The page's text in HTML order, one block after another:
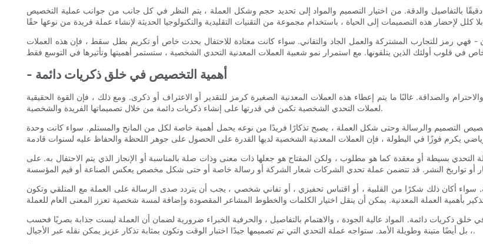
بالتفاصيل والدقة. من اختيار التصميم والمواد إلى تحديد حجم وشكل العملة ، يتم النظر في كل جانب من جوانب عملية التخصيص
فهي رمز للتجارب المشتركة والعمل الجاد والتفاني. سواء كانت معتادة للاحتفال بحدث خاص أو تكريم بطل سقط ، فإن هذه العملات
- أهمية التخصيص في خلق ذكريات دائمة
والصداقة. غالبًا ما يتم إعطاء هذه العملات المعدنية الصغيرة كرمز للتقدير أو الاعتراف أو ذكرى. ومع ذلك ، فإن القوة الحقيقية
لعملات التحدي الشخصية تكمن في قدرتها على إنشاء ذكريات دائمة من خلال تصميماتها الفريدة والشخصية.
التصميم والرسالة وحتى شكل العملة ، يصبح تذكارًا فريدًا من نوعه يحمل أهمية خاصة لكل من المانح والمستلم. سواء كانت وحدة
بسيطة أو معقدة كما هو مطلوب ، ولكن المفتاح هو جعلها ذات معنى وذات صلة بالمناسبة أو الإنجاز الذي يتم الاحتفال به. على
سواء أكان ذلك شكرًا من القلبية ، أو اقتباس تحفيزي ، أو تفاني شخصي ، يجب أن يتردد صدى الرسالة على العملة مع المتلقي وتكون
ذكريات دائمة. المواد عالية الجودة ، والاهتمام بالتفاصيل ، والحرفية الخبراء ضرورية لضمان أن العملة ليست جذابة بصريًا فحسب
، بل أيضًا متينة وطويلة الأمد. ستواجه عملة التحدي التي تم تصميمها جيدًا اختبار الوقت وتكون بمثابة تذكار عزيز يمكن نقله عبر الأجيال.